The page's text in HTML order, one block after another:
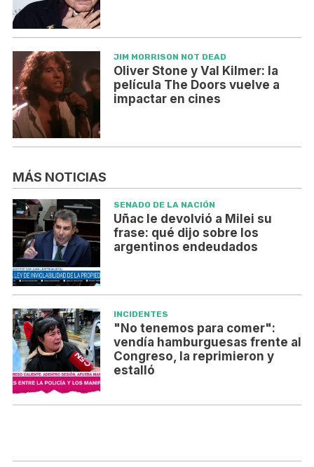
JIM MORRISON NOT DEAD
Oliver Stone y Val Kilmer: la
película The Doors vuelve a
impactar en cines
MÁS NOTICIAS
SENADO DE LA NACIÓN
Uñac le devolvió a Milei su
frase: qué dijo sobre los
argentinos endeudados
INCIDENTES
"No tenemos para comer":
vendía hamburguesas frente al
Congreso, la reprimieron y
estalló